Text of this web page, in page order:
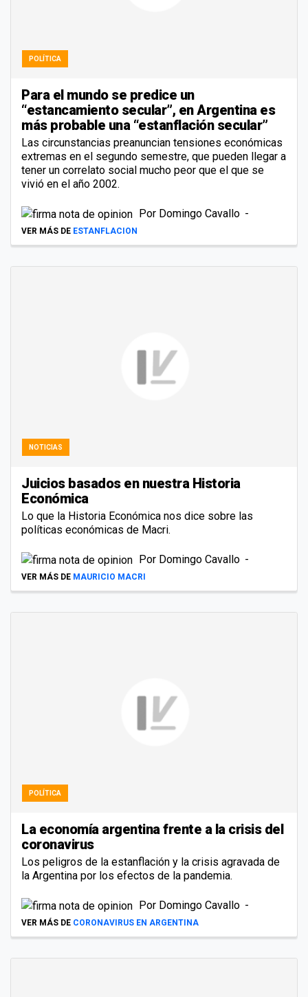
POLÍTICA
Para el mundo se predice un
“estancamiento secular”, en Argentina es
más probable una “estanflación secular”
Las circunstancias preanuncian tensiones económicas
extremas en el segundo semestre, que pueden llegar a
tener un correlato social mucho peor que el que se
vivió en el año 2002.
Por Domingo Cavallo
VER MÁS DE ESTANFLACION
NOTICIAS
Juicios basados en nuestra Historia
Económica
Lo que la Historia Económica nos dice sobre las
políticas económicas de Macri.
Por Domingo Cavallo
VER MÁS DE MAURICIO MACRI
POLÍTICA
La economía argentina frente a la crisis del
coronavirus
Los peligros de la estanflación y la crisis agravada de
la Argentina por los efectos de la pandemia.
Por Domingo Cavallo
VER MÁS DE CORONAVIRUS EN ARGENTINA